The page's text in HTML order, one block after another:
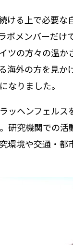
ける上で必要な
ボメンバーだけ
ツの方々の温か
海外の方を見か
なりました。
ッヘンフェルス
研究機関での活
環境や交通・都